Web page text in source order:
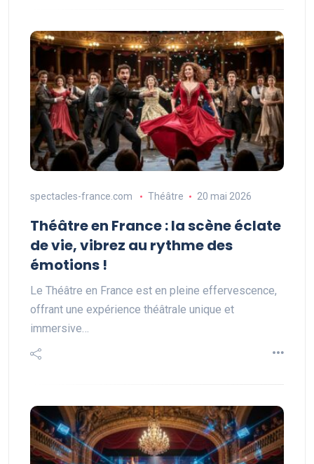
spectacles-france.com Théâtre 20 mai 2026
Théâtre en France : la scène éclate
de vie, vibrez au rythme des
émotions !
Le Théâtre en France est en pleine effervescence,
offrant une expérience théâtrale unique et
immersive…